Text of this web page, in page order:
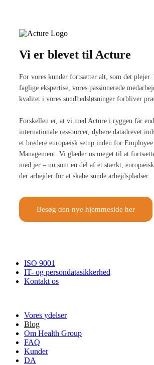
Vi er blevet til Acture
For vores kunder fortsætter alt, som det plejer.
faglige ekspertise, vores passionerede
kvalitet i vores sundhedsløsninger forbliver
Forskellen er, at vi med Acture i ryggen får
internationale ressourcer, dybere datadrevet
et bredere europæisk setup inden for
Management. Vi glæder os meget til at
med jer – nu som en del af et stærkt, europæisk
der arbejder for at skabe sunde arbejdspladser.
Besøg den nye hjemmeside her
ISO 9001
IT- og persondatasikkerhed
Kontakt os
Vores ydelser
Blog
Om Health Group
FAQ
Kunder
DA